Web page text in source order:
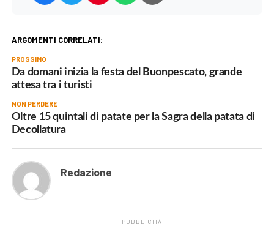
ARGOMENTI CORRELATI:
PROSSIMO
Da domani inizia la festa del Buonpescato, grande
attesa tra i turisti
NON PERDERE
Oltre 15 quintali di patate per la Sagra della patata di
Decollatura
Redazione
PUBBLICITÀ